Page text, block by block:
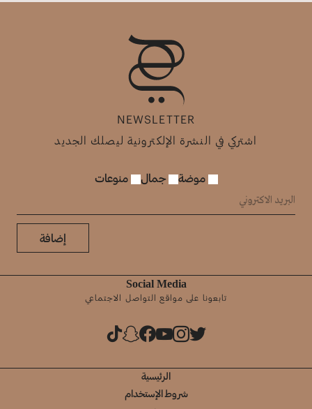
NEWSLETTER
اشتركي في النشرة الإلكترونية ليصلك الجديد
موضة جمال منوعات
إضافة
Social Media
تابعونا على مواقع التواصل الاجتماعي
الرئيسية
شروط الإستخدام